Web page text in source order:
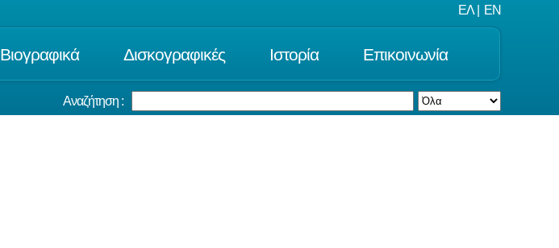
ΕΛ EN
Βιογραφικά Δισκογραφικές Ιστορία Επικοινωνία
Αναζήτηση :